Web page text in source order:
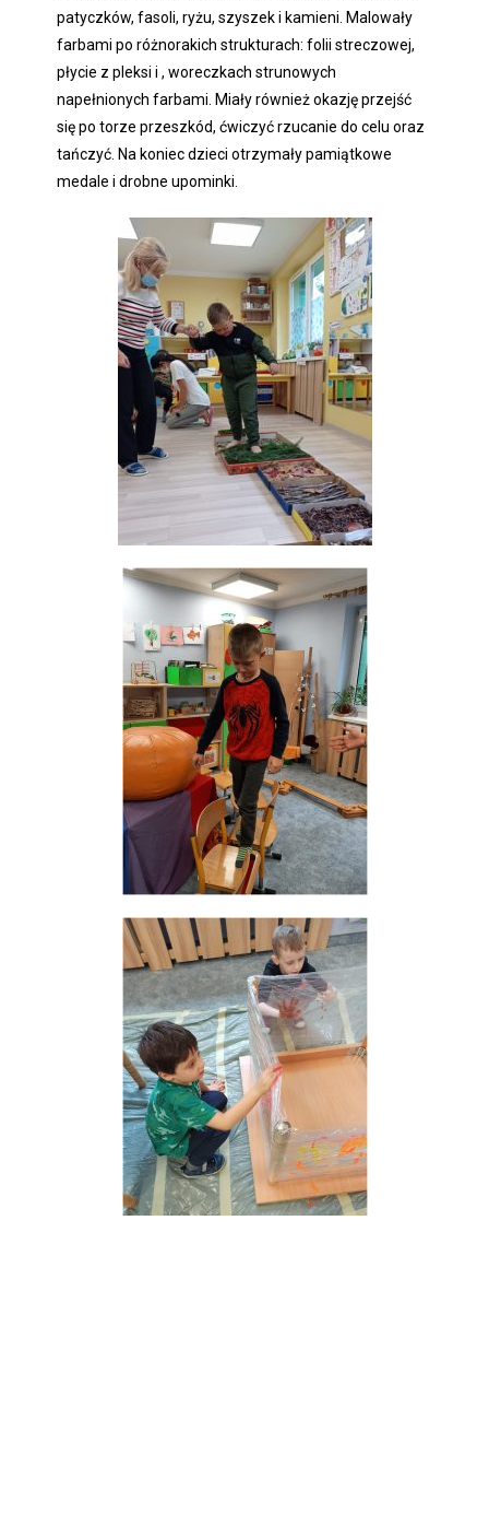
patyczków, fasoli, ryżu, szyszek i kamieni. Malowały
farbami po różnorakich strukturach: folii streczowej,
płycie z pleksi i , woreczkach strunowych
napełnionych farbami. Miały również okazję przejść
się po torze przeszkód, ćwiczyć rzucanie do celu oraz
tańczyć. Na koniec dzieci otrzymały pamiątkowe
medale i drobne upominki.